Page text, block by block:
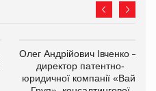
Олег Андрійович Івченко —
директор патентно-
юридичної компанії «Вайз